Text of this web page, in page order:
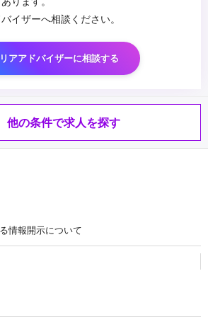
イザーへ相談ください。
アアドバイザーに相談する
他の条件で求人を探す
情報開示について